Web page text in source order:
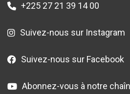
+225 27 21 39 14 00
Suivez-nous sur Instagram
Suivez-nous sur Facebook
Abonnez-vous à notre